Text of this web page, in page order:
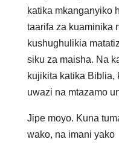
katika mkanganyiko
taarifa za kuaminika
kushughulikia
siku za maisha. Na
kujikita katika Biblia,
uwazi na mtazamo
Jipe moyo. Kuna
wako, na imani yako